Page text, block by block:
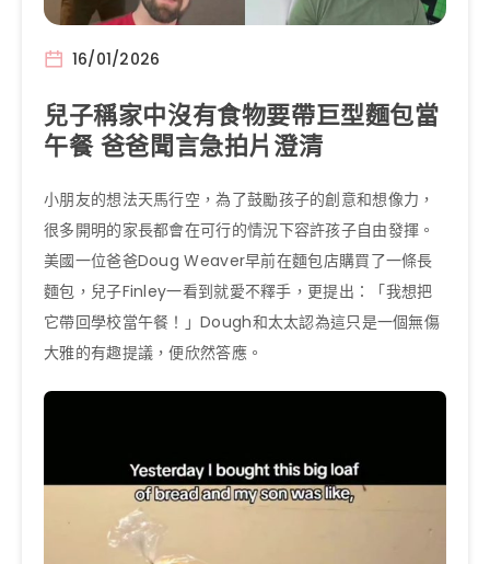
16/01/2026
兒子稱家中沒有食物要帶巨型麵包當
午餐 爸爸聞言急拍片澄清
小朋友的想法天馬行空，為了鼓勵孩子的創意和想像力，
很多開明的家長都會在可行的情況下容許孩子自由發揮。
美國一位爸爸Doug Weaver早前在麵包店購買了一條長
麵包，兒子Finley一看到就愛不釋手，更提出：「我想把
它帶回學校當午餐！」Dough和太太認為這只是一個無傷
大雅的有趣提議，便欣然答應。